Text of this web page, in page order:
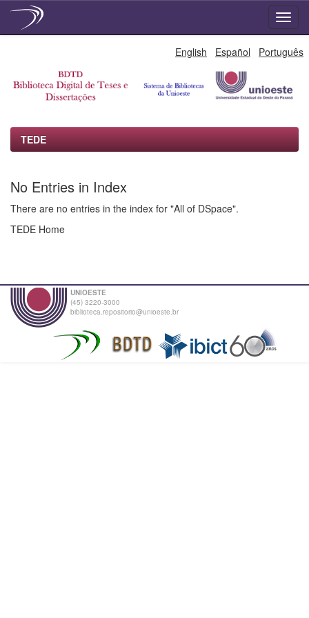
English Español Português
TEDE
No Entries in Index
There are no entries in the index for "All of DSpace".
TEDE Home
UNIOESTE
(45) 3220-3000
biblioteca.repositorio@unioeste.br